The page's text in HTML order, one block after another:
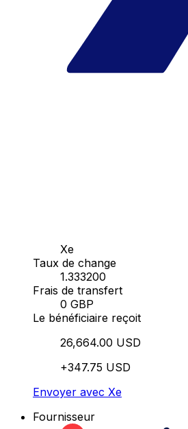
Xe
Taux de change
1.333200
Frais de transfert
0 GBP
Le bénéficiaire reçoit
26,664.00 USD
+347.75 USD
Envoyer avec Xe
Fournisseur